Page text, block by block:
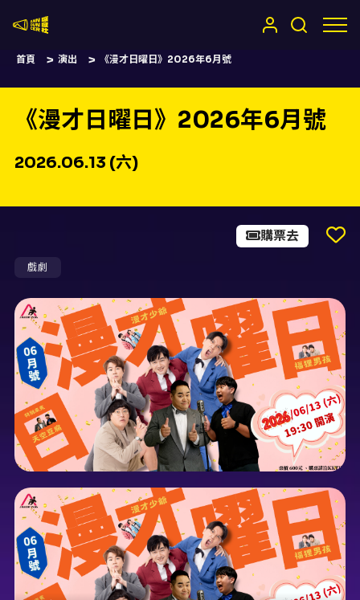
首頁 演出 《漫才日曜日》2026年6月號
《漫才日曜日》2026年6月號
2026.06.13 (六)
戲劇
購票去